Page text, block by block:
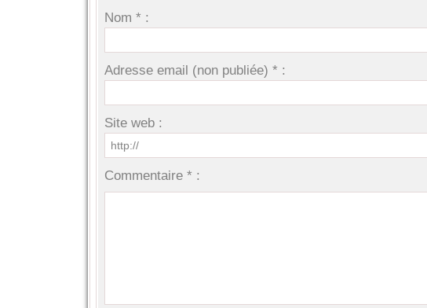
Nom * :
Adresse email (non publiée) * :
Site web :
Commentaire * :